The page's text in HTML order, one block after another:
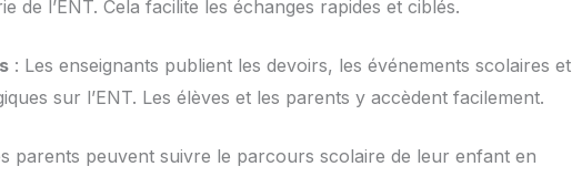
de l’ENT. Cela facilite les échanges rapides et ciblés.
: Les enseignants publient les devoirs, les événements scolaires et
sur l’ENT. Les élèves et les parents y accèdent facilement.
parents peuvent suivre le parcours scolaire de leur enfant en